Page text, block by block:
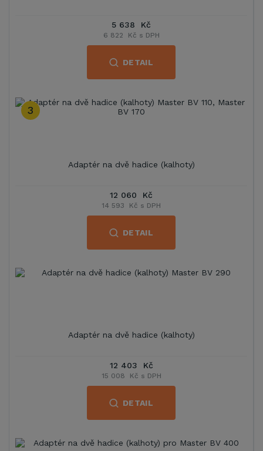
5 638 Kč
6 822 Kč s DPH
DETAIL
3
Adaptér na dvě hadice (kalhoty)
12 060 Kč
14 593 Kč s DPH
DETAIL
Adaptér na dvě hadice (kalhoty)
12 403 Kč
15 008 Kč s DPH
DETAIL